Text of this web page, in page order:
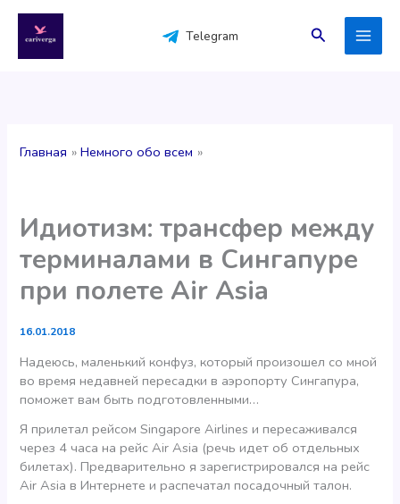
содержимому
Telegram Поиск
Главная Немного обо всем
Идиотизм: трансфер между
терминалами в Сингапуре
при полете Air Asia
16.01.2018
Надеюсь, маленький конфуз, который произошел со мной
во время недавней пересадки в аэропорту Сингапура,
поможет вам быть подготовленными…
Я прилетал рейсом Singapore Airlines и пересаживался
через 4 часа на рейс Air Asia (речь идет об отдельных
билетах). Предварительно я зарегистрировался на рейс
Air Asia в Интернете и распечатал посадочный талон.